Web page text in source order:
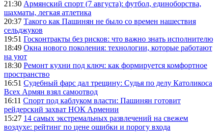
21:30 Армянский спорт (7 августа): футбол, единоборства,
шахматы, легкая атлетика
20:37 Такого как Пашинян не было со времен нашествия
сельджуков
19:51 Госконтракты без рисков: что важно знать исполнителю
18:49 Окна нового поколения: технологии, которые работают
на уют
18:30 Ремонт кухни под ключ: как формируется комфортное
пространство
16:51 Судебный фарс дал трещину: Судья по делу Католикоса
Всех Армян взял самоотвод
16:11 Спорт под каблуком власти: Пашинян готовит
рейдерский захват НОК Армении
15:27 14 самых экстремальных развлечений на свежем
воздухе: рейтинг по цене ошибки и порогу входа